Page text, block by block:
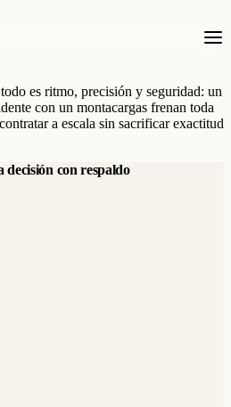
es ritmo, precisión y seguridad: un
con un montacargas frenan toda
a escala sin sacrificar exactitud
decisión con respaldo